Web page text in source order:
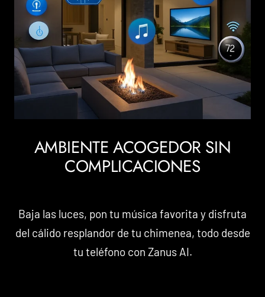
AMBIENTE ACOGEDOR SIN
COMPLICACIONES
Baja las luces, pon tu música favorita y disfruta
del cálido resplandor de tu chimenea, todo desde
tu teléfono con Zanus AI.